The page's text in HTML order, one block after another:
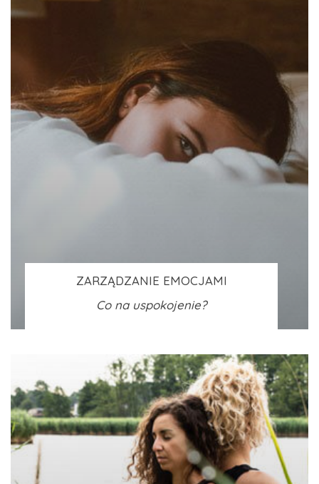
ZARZĄDZANIE EMOCJAMI
Co na uspokojenie?